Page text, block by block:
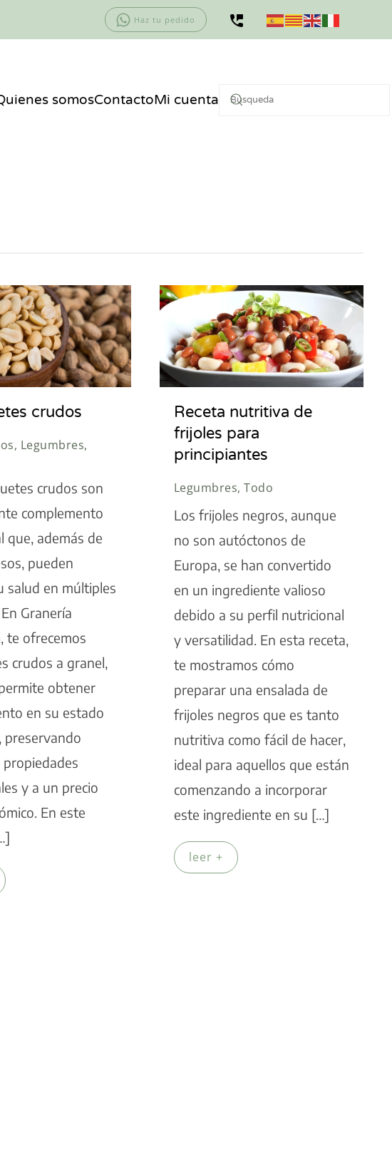
Haz tu pedido
somosContactoMi cuenta
crudos
Legumbres,
crudos son
complemento
que, además de
pueden
salud en múltiples
Granería
te ofrecemos
crudos a granel,
obtener
en su estado
preservando
y a un precio
En este
Receta nutritiva de
frijoles para
principiantes
Legumbres, Todo
Los frijoles negros, aunque
no son autóctonos de
Europa, se han convertido
en un ingrediente valioso
debido a su perfil nutricional
y versatilidad. En esta receta,
te mostramos cómo
preparar una ensalada de
frijoles negros que es tanto
nutritiva como fácil de hacer,
ideal para aquellos que están
comenzando a incorporar
este ingrediente en su […]
leer +